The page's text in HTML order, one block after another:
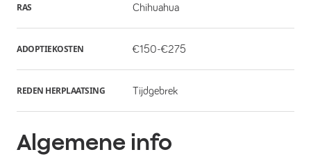
RAS Chihuahua
ADOPTIEKOSTEN €150-€275
REDEN HERPLAATSING Tijdgebrek
Algemene info